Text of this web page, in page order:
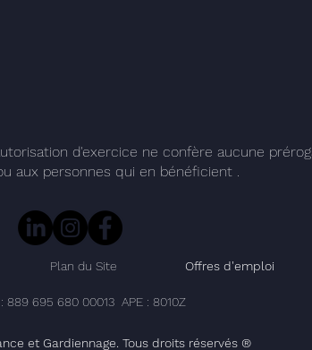
d'exercice ne confère aucune
aux personnes qui en bénéficient .
Offres d'emploi
Plan du Site
: 889 695 680 00013 APE : 8010Z
et Gardiennage. Tous droits réservés ®